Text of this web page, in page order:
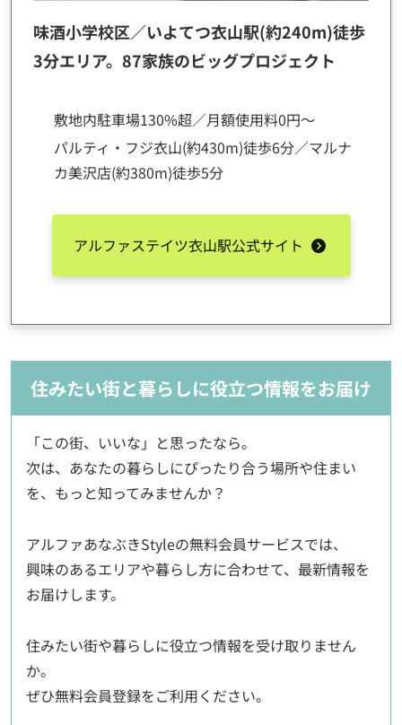
味酒小学校区／いよてつ衣山駅(約240m)徒歩
3分エリア。87家族のビッグプロジェクト
敷地内駐車場130%超／月額使用料0円～
パルティ・フジ衣山(約430m)徒歩6分／マルナ
カ美沢店(約380m)徒歩5分
アルファステイツ衣山駅公式サイト
住みたい街と暮らしに役立つ情報をお届け
「この街、いいな」と思ったなら。
次は、あなたの暮らしにぴったり合う場所や住まい
を、もっと知ってみませんか？
アルファあなぶきStyleの無料会員サービスでは、
興味のあるエリアや暮らし方に合わせて、最新情報を
お届けします。
住みたい街や暮らしに役立つ情報を受け取りません
か。
ぜひ無料会員登録をご利用ください。